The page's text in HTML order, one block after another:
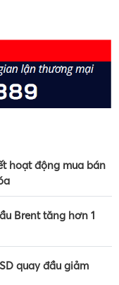
hoạt động mua bán
Brent tăng hơn 1
quay đầu giảm